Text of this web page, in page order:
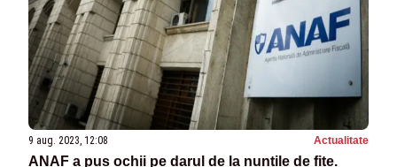
9 aug. 2023, 12:08 Actualitate
ANAF a pus ochii pe darul de la nunțile de fițe.